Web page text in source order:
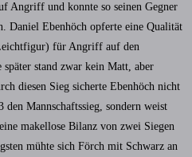
Angriff und konnte so seinen Gegner
Daniel Ebenhöch opferte eine Qualität
für Angriff auf den
stand zwar kein Matt, aber
diesen Sieg sicherte Ebenhöch nicht
Mannschaftssieg, sondern weist
makellose Bilanz von zwei Siegen
mühte sich Förch mit Schwarz an